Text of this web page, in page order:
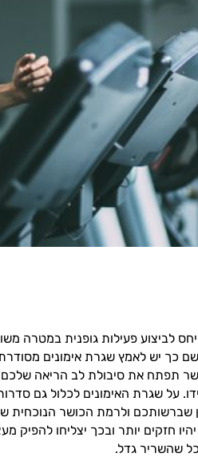
לביצוע פעילות גופנית במטרה
כך יש לאמץ שגרת אימונים
תפתח את סיבולת לב הריאה
על שגרת האימונים לכלול גם
ולרמת הכושר הנוכחית
חזקים יותר ובכך יצליחו
שהשריר גדל.